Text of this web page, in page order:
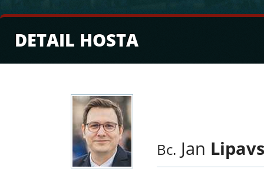
DETAIL HOSTA
Bc. Jan